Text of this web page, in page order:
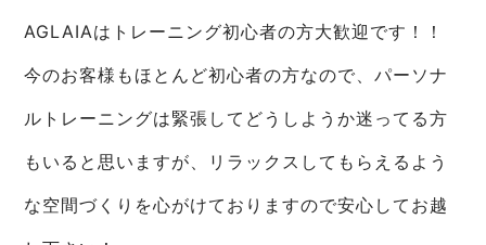
AGLAIAはトレーニング初心者の方大歓迎です！！
今のお客様もほとんど初心者の方なので、パーソナ
ルトレーニングは緊張してどうしようか迷ってる方
もいると思いますが、リラックスしてもらえるよう
な空間づくりを心がけておりますので安心してお越